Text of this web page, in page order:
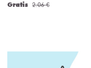
Gratis 2.06 €